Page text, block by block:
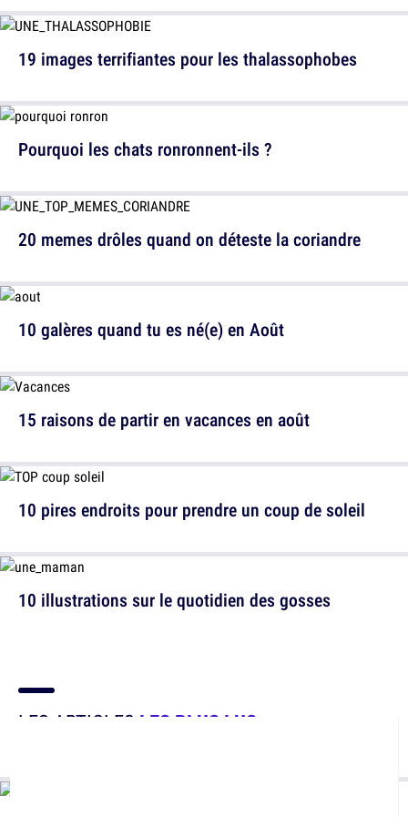
Pourquoi les chats ronronnent-ils ?
10 galères quand tu es né(e) en Août
10 pires endroits pour prendre un coup de soleil
19 images terrifiantes pour les thalassophobes
20 memes drôles quand on déteste la coriandre
15 raisons de partir en vacances en août
10 illustrations sur le quotidien des gosses
LES ARTICLES LES PLUS LUS